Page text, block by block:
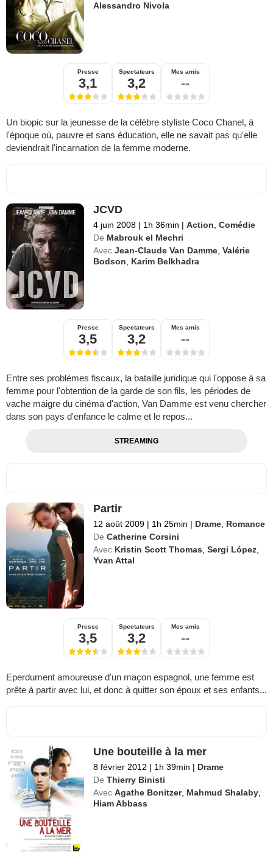
Alessandro Nivola
Presse
3,1
Spectateurs
3,2
Mes amis
--
Un biopic sur la jeunesse de la célèbre styliste Coco Chanel, à
l'époque où, pauvre et sans éducation, elle ne savait pas qu'elle
deviendrait l'incarnation de la femme moderne.
JCVD
4 juin 2008 | 1h 36min | Action ,Comédie
De Mabrouk el Mechri
Avec Jean-Claude Van Damme ,Valérie
Bodson
Karim Belkhadra
Presse
3,5
Spectateurs
3,2
Mes amis
--
Entre ses problèmes fiscaux, la bataille juridique qui l'oppose à sa
femme pour l'obtention de la garde de son fils, les périodes de
vache maigre du cinéma d'action, Van Damme est venu chercher
dans son pays d'enfance le calme et le repos...
STREAMING
Partir
12 août 2009 | 1h 25min | Drame Romance
De Catherine Corsini
Avec Kristin Scott Thomas ,Sergi López
Yvan Attal
Presse
3,5
Spectateurs
3,2
Mes amis
--
Eperdument amoureuse d'un maçon espagnol, une femme est
prête à partir avec lui, et donc à quitter son époux et ses enfants...
Une bouteille à la mer
8 février 2012 | 1h 39min | Drame
De Thierry Binisti
Avec Agathe Bonitzer, Mahmud Shalaby
Hiam Abbass